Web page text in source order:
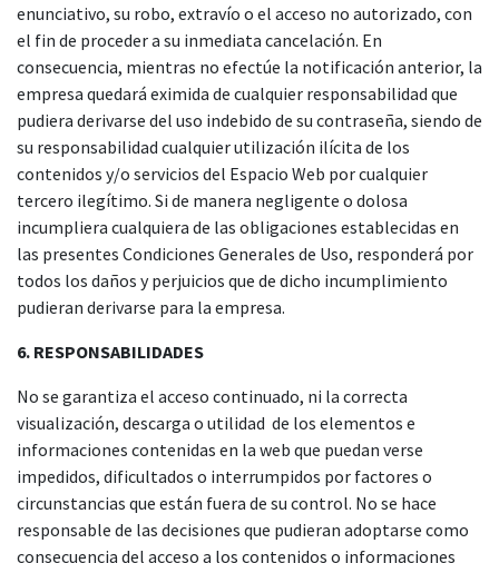
enunciativo, su robo, extravío o el acceso no autorizado, con
el fin de proceder a su inmediata cancelación. En
consecuencia, mientras no efectúe la notificación anterior, la
empresa quedará eximida de cualquier responsabilidad que
pudiera derivarse del uso indebido de su contraseña, siendo de
su responsabilidad cualquier utilización ilícita de los
contenidos y/o servicios del Espacio Web por cualquier
tercero ilegítimo. Si de manera negligente o dolosa
incumpliera cualquiera de las obligaciones establecidas en
las presentes Condiciones Generales de Uso, responderá por
todos los daños y perjuicios que de dicho incumplimiento
pudieran derivarse para la empresa.
6. RESPONSABILIDADES
No se garantiza el acceso continuado, ni la correcta
visualización, descarga o utilidad de los elementos e
informaciones contenidas en la web que puedan verse
impedidos, dificultados o interrumpidos por factores o
circunstancias que están fuera de su control. No se hace
responsable de las decisiones que pudieran adoptarse como
consecuencia del acceso a los contenidos o informaciones